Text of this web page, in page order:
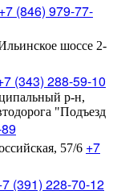
+7 (846) 979-77-
шоссе 2-
(343) 288-59-10
р-н,
"Подъезд
57/6 +7
(391) 228-70-12